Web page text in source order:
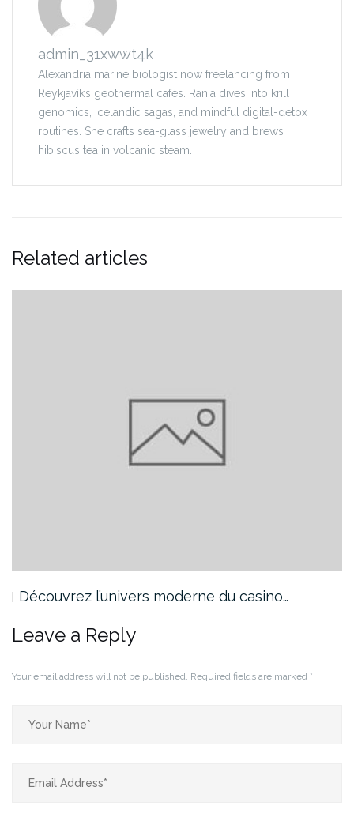
admin_31xwwt4k
Alexandria marine biologist now freelancing from
Reykjavík’s geothermal cafés. Rania dives into krill
genomics, Icelandic sagas, and mindful digital-detox
routines. She crafts sea-glass jewelry and brews
hibiscus tea in volcanic steam.
Related articles
Découvrez l’univers moderne du casino…
Leave a Reply
Your email address will not be published. Required fields are marked *